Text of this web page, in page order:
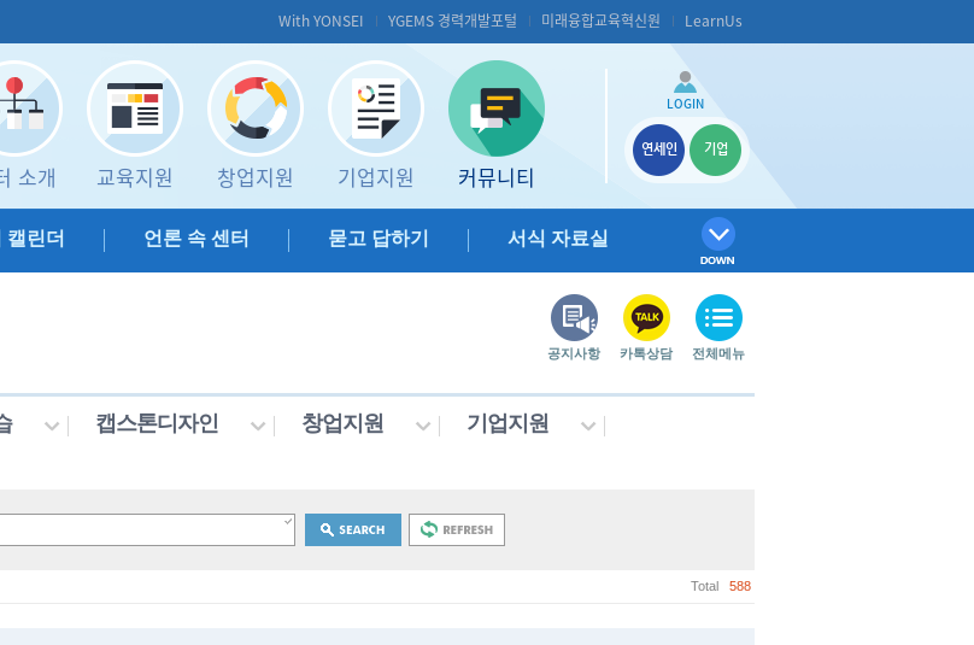
LearnUs
미래융합교육혁신원
YGEMS 경력개발포털
With YONSEI
LOGIN
연세인 기업
커뮤니티
기업지원
창업지원
교육지원
소개
캘린더 언론 속 센터 묻고 답하기 서식 자료실
전체메뉴
카톡상담
공지사항
캡스톤디자인 창업지원 기업지원
Total 588